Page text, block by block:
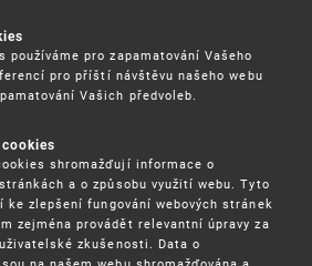
používáme pro zapamatování Vašeho
pro příští návštěvu našeho webu
Vašich předvoleb.
shromažďují informace o
a o způsobu využití webu. Tyto
ke zlepšení fungování webových stránek
zejména provádět relevantní úpravy za
zkušenosti. Data o
na našem webu shromažďována a